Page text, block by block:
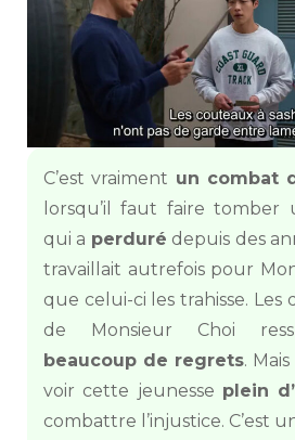
C’est vraiment un combat
lorsqu’il faut faire tomber
qui a perduré depuis des
travaillait autrefois pour
que celui-ci les trahisse. Les
de Monsieur Choi
beaucoup de regrets.
voir cette jeunesse plein
combattre l’injustice. C’est